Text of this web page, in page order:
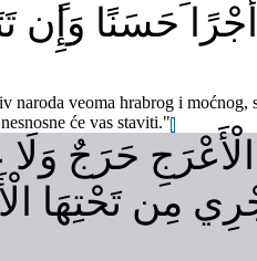
حَسَنًا وَإِن
veoma hrabrog i
će vas staviti."
حَرَجٌ
مِن تَحْتِهَا